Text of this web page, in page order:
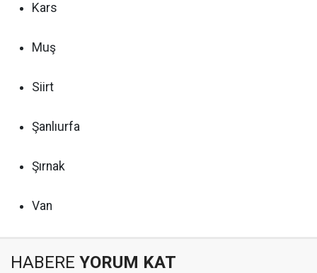
Kars
Muş
Siirt
Şanlıurfa
Şırnak
Van
HABERE YORUM KAT